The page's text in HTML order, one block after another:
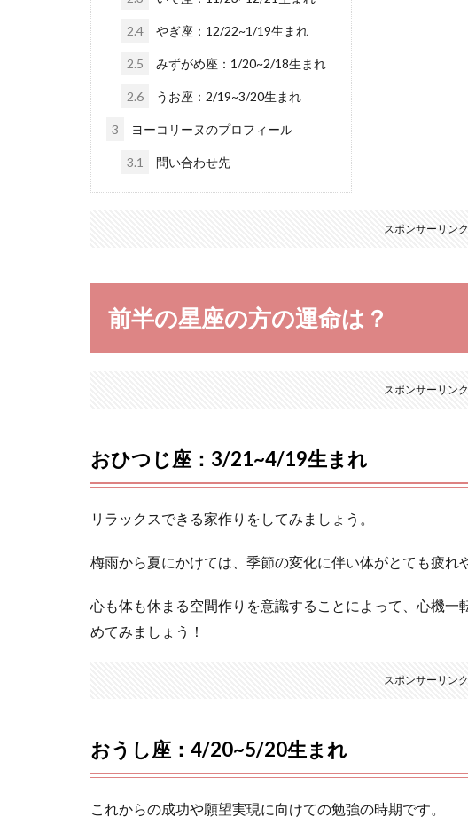
2.4 やぎ座：12/22~1/19生まれ
2.5 みずがめ座：1/20~2/18生まれ
2.6 うお座：2/19~3/20生まれ
3 ヨーコリーヌのプロフィール
3.1 問い合わせ先
スポンサーリンク
前半の星座の方の運命は？
スポンサーリンク
おひつじ座：3/21~4/19生まれ
リラックスできる家作りをしてみましょう。
梅雨から夏にかけては、季節の変化に伴い体がとても疲れ
心も体も休まる空間作りを意識することによって、心機
めてみましょう！
スポンサーリンク
おうし座：4/20~5/20生まれ
これからの成功や願望実現に向けての勉強の時期です。